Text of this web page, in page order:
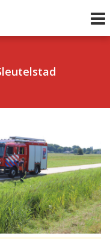
Volgend uur